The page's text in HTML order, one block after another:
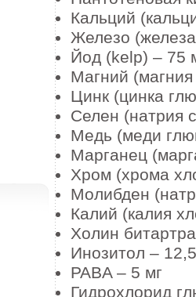
Кальций
Железо
Йод (kelp) – 75
Магний
Цинк (цинка
Селен (натрия
Медь (меди
Марганец
Хром (хрома
Молибден
Калий (калия
Холин
Инозитол –
PABA – 5 мг
Гидрохлорид